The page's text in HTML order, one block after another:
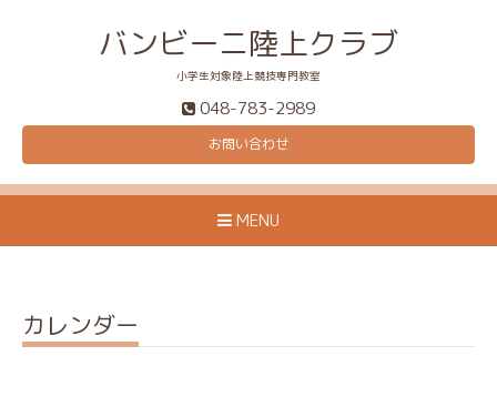
バンビーニ陸上クラブ
小学生対象陸上競技専門教室
048-783-2989
お問い合わせ
MENU
カレンダー